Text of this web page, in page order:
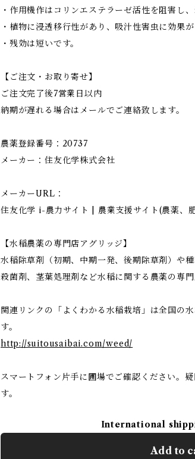
・作用機作はコリンエステラーゼ活性を阻害し、
・植物に浸透移行性があり、吸汁性害虫に効果が
・残効は短いです。
【ご注文・お取り寄せ】
ご注文完了後7営業日以内
納期が遅れる場合はメールでご連絡致します。
農薬登録番号：20737
メーカー：住友化学株式会社
メーカーURL：
住友化学 i-農力サイト | 農業支援サイト(農薬
【水稲農薬の専門店アグリッジ】
水稲除草剤（初期、中期一発、後期除草剤）や
殺菌剤、茎葉処理剤など水稲に関する農薬の専門
関連リンクの「よくわかる水稲栽培」は全国の
す。
http://suitousaibai.com/weed/
スマートフォン片手に圃場でご確認ください。
す。
International
Add to